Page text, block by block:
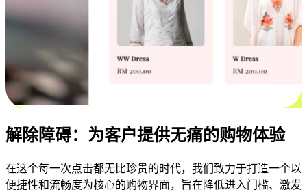
解除障碍：为客户提供无痛的购物体验
在这个每一次点击都无比珍贵的时代，我们致力于打造一个以
便捷性和流畅度为核心的购物界面，旨在降低进入门槛、激发